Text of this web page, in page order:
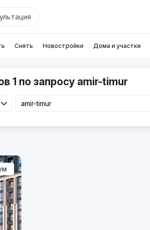
Снять Новостройки Дома и участки
1 по запросу amir-timur